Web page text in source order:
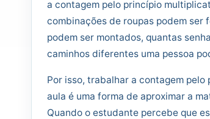
a contagem pelo princípio
combinações de roupas podem
podem ser montados, quantas
caminhos diferentes uma pessoa
Por isso, trabalhar a contagem
aula é uma forma de aproximar a
Quando o estudante percebe que